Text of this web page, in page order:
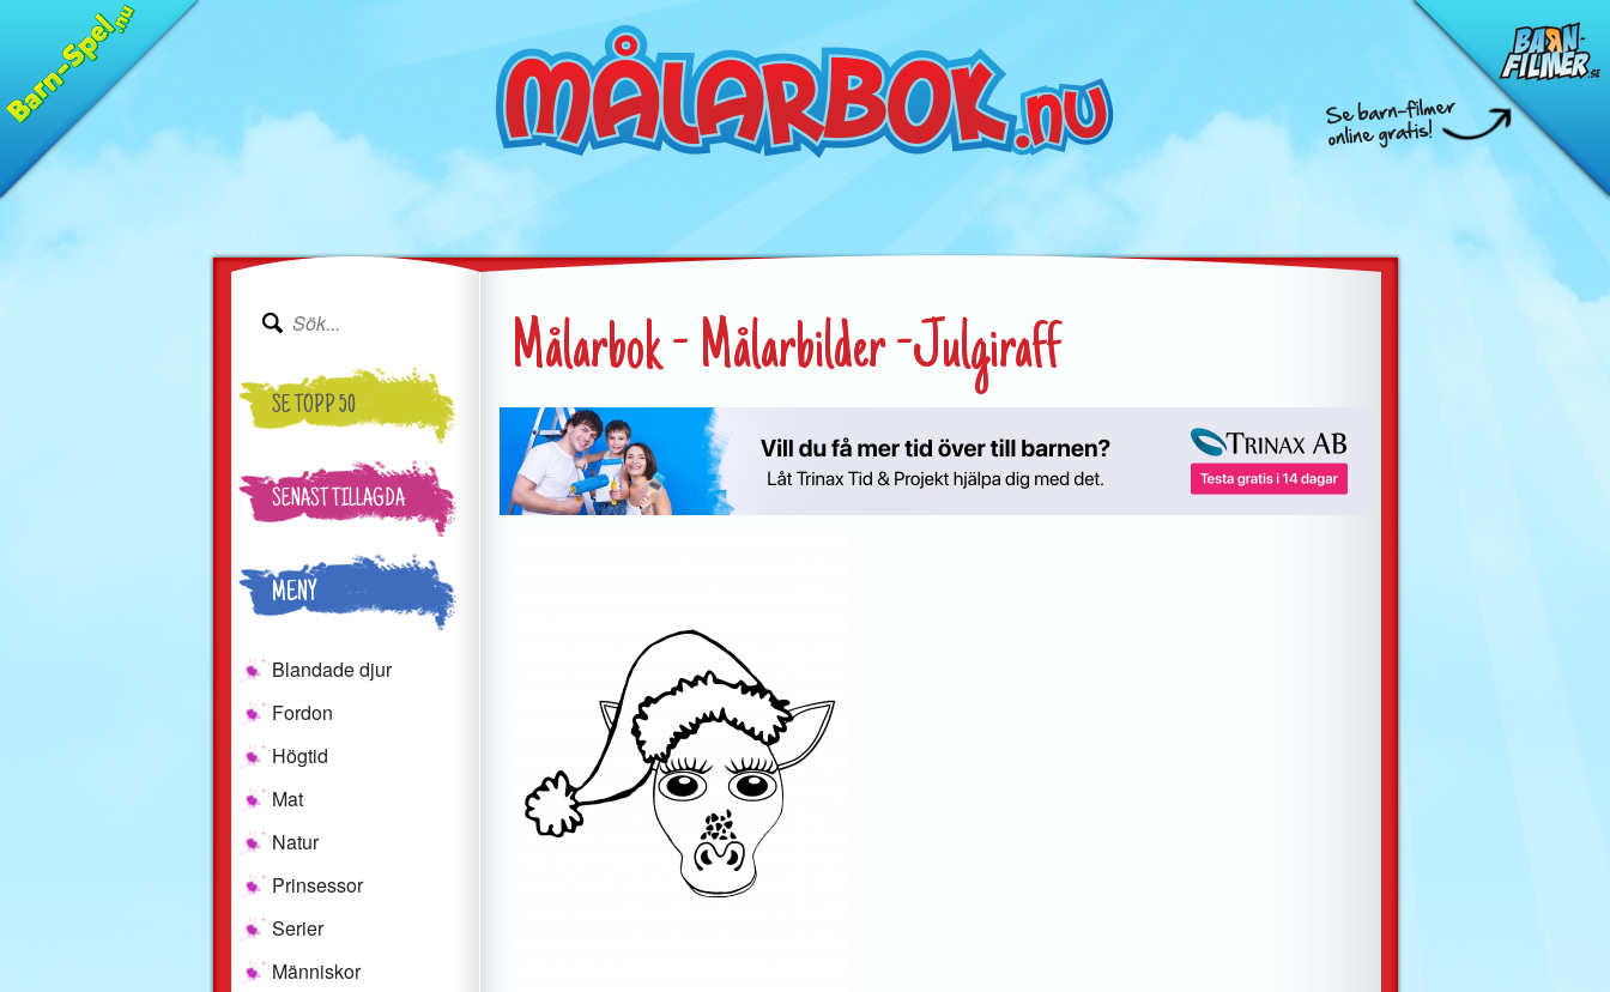
SE TOPP 50
SENAST TILLAGDA
MENY
Blandade djur
Fordon
Högtid
Mat
Natur
Prinsessor
Serier
Människor
Målarbok - Målarbilder -Julgiraff